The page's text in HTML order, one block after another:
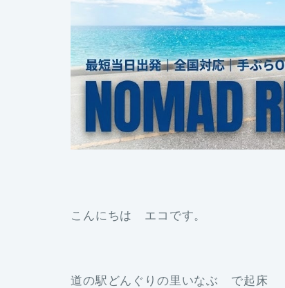
こんにちは エコです。
道の駅どんぐりの里いなぶ で起床